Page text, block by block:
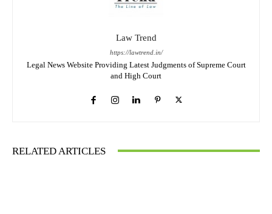
Law Trend
https://lawtrend.in/
Legal News Website Providing Latest Judgments of Supreme Court
and High Court
RELATED ARTICLES